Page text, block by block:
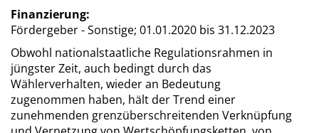
Finanzierung:
Fördergeber - Sonstige; 01.01.2020 bis 31.12.2023
Obwohl nationalstaatliche Regulationsrahmen in
jüngster Zeit, auch bedingt durch das
Wählerverhalten, wieder an Bedeutung
zugenommen haben, hält der Trend einer
zunehmenden grenzüberschreitenden Verknüpfung